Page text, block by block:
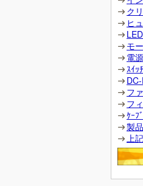
ク
ヒ
モ
電
ｽｲｯ
フ
フ
ｹｰﾌ
製
上